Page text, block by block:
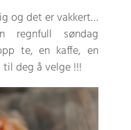
og det er vakkert…
søndag
te, en kaffe, en
deg å velge !!!